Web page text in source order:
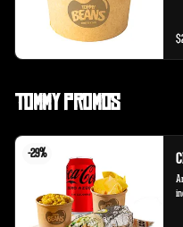
Tommy Promos
-29%